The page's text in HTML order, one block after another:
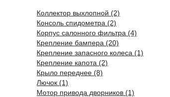
Коллектор выхлопной (2)
Консоль спидометра (2)
Корпус салонного фильтра (4)
Крепление бампера (20)
Крепление запасного колеса (1)
Крепление капота (2)
Крыло переднее (8)
Лючок (1)
Мотор привода дворников (1)